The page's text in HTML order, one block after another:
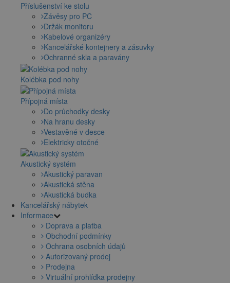
Příslušenství ke stolu
Závěsy pro PC
Držák monitoru
Kabelové organizéry
Kancelářské kontejnery a zásuvky
Ochranné skla a paravány
Kolébka pod nohy
Přípojná místa
Do průchodky desky
Na hranu desky
Vestavěné v desce
Elektricky otočné
Akustický systém
Akustický paravan
Akustická stěna
Akustická budka
Kancelářský nábytek
Informace
Doprava a platba
Obchodní podmínky
Ochrana osobních údajů
Autorizovaný prodej
Prodejna
Virtuální prohlídka prodejny